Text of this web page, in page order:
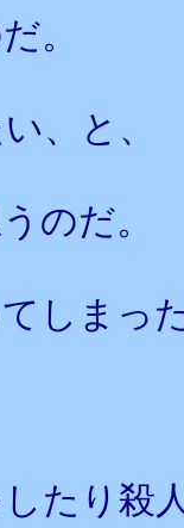
。
、と、
のだ。
しまっ
たり殺